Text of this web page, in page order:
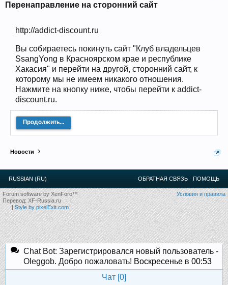
Чип-тюнинг (прошивка) дизелей от
Прошедшие встречи клуба:1.2. 3 4.5.6 .7.8.9.10.11
12.13.14.15. 16.17.18.19.20. 21.22 .23.24.
Ближайшие мероприятия: 16 Августа 2026 года, 11
лет клубу!
Перенаправление на сторонний сайт
http://addict-discount.ru
Вы собираетесь покинуть сайт "Клуб владельцев
SsangYong в Красноярском крае и республике
Хакасия" и перейти на другой, сторонний сайт, к
которому мы не имеем никакого отношения.
Нажмите на кнопку ниже, чтобы перейти к addict-
discount.ru.
Продолжить...
Новости
RUSSIAN (RU) ОБРАТНАЯ СВЯЗЬ ПОМОЩЬ
Условия и правила
Forum software by XenForo™
Перевод:XF-Russia.ru
|Style by pixelExit.com
Chat Bot: Зарегистрировался новый пользователь -
Oleggob. Добро пожаловать! Воскресенье в 00:53
Чат [0]